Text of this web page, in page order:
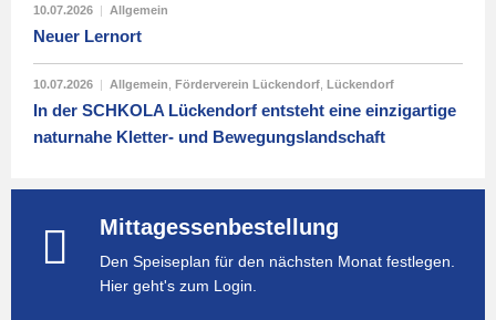
10.07.2026 | Allgemein
Neuer Lernort
10.07.2026 | Allgemein Förderverein Lückendorf Lückendorf
In der SCHKOLA Lückendorf entsteht eine einzigartige
naturnahe Kletter- und Bewegungslandschaft
Mittagessenbestellung
Den Speiseplan für den nächsten Monat festlegen.
Hier geht's zum Login.